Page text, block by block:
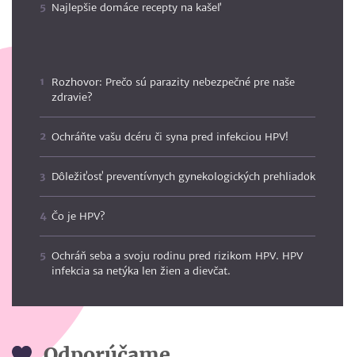
Najlepšie domáce recepty na kašeľ
Rozhovor: Prečo sú parazity nebezpečné pre naše
zdravie?
Ochráňte vašu dcéru či syna pred infekciou HPV!
Dôležiťosť preventívnych gynekologických prehliadok
Čo je HPV?
Ochráň seba a svoju rodinu pred rizikom HPV. HPV
infekcia sa netýka len žien a dievčat.